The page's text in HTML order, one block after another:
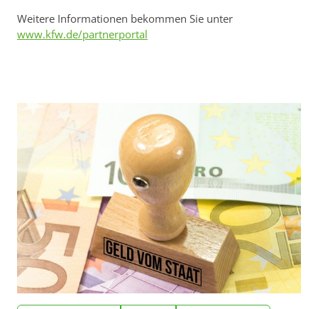
Weitere Informationen bekommen Sie unter
www.kfw.de/partnerportal